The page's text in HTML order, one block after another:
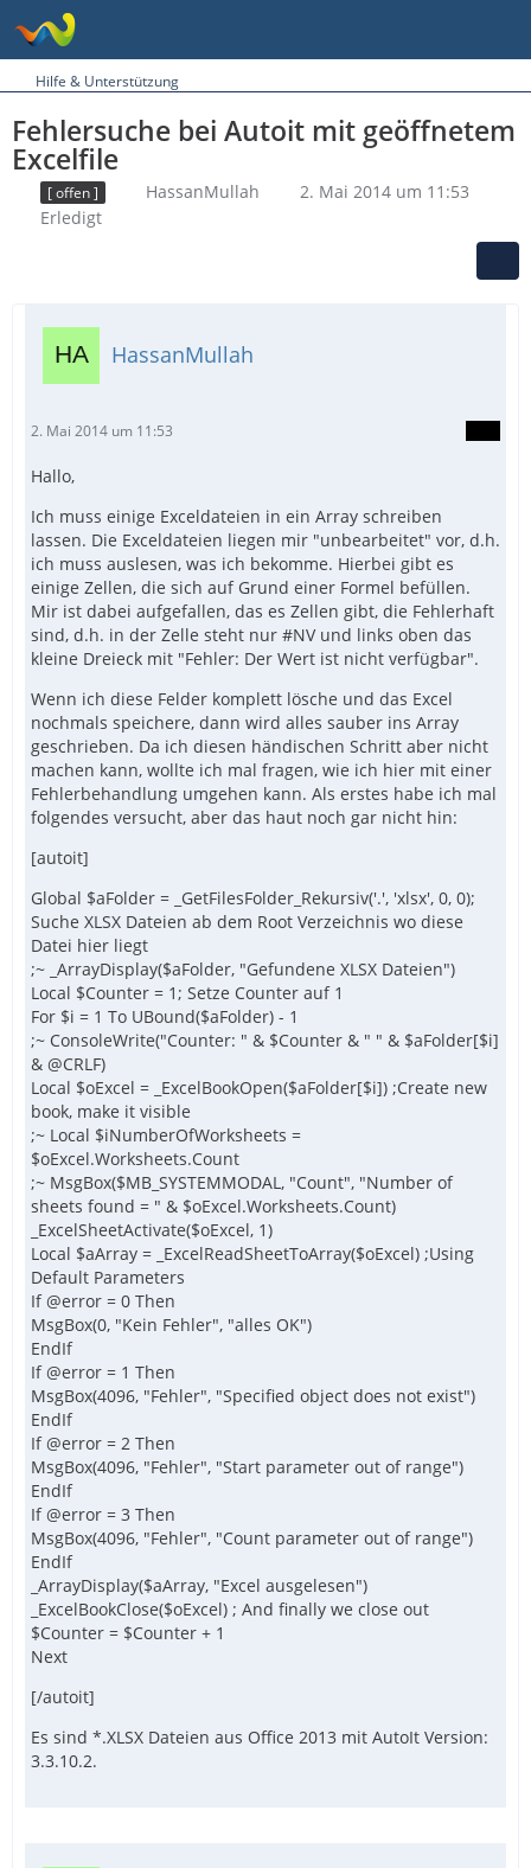
Hilfe & Unterstützung
Fehlersuche bei Autoit mit geöffnetem
Excelfile
[ offen ] HassanMullah
2. Mai 2014 um 11:53
Erledigt
HassanMullah
2. Mai 2014 um 11:53
Hallo,
Ich muss einige Exceldateien in ein Array schreiben
lassen. Die Exceldateien liegen mir "unbearbeitet" vor, d.h.
ich muss auslesen, was ich bekomme. Hierbei gibt es
einige Zellen, die sich auf Grund einer Formel befüllen.
Mir ist dabei aufgefallen, das es Zellen gibt, die Fehlerhaft
sind, d.h. in der Zelle steht nur #NV und links oben das
kleine Dreieck mit "Fehler: Der Wert ist nicht verfügbar".
Wenn ich diese Felder komplett lösche und das Excel
nochmals speichere, dann wird alles sauber ins Array
geschrieben. Da ich diesen händischen Schritt aber nicht
machen kann, wollte ich mal fragen, wie ich hier mit einer
Fehlerbehandlung umgehen kann. Als erstes habe ich mal
folgendes versucht, aber das haut noch gar nicht hin:
[autoit]
Global $aFolder = _GetFilesFolder_Rekursiv('.', 'xlsx', 0, 0);
Suche XLSX Dateien ab dem Root Verzeichnis wo diese
Datei hier liegt
;~ _ArrayDisplay($aFolder, "Gefundene XLSX Dateien")
Local $Counter = 1; Setze Counter auf 1
For $i = 1 To UBound($aFolder) - 1
;~ ConsoleWrite("Counter: " & $Counter & " " & $aFolder[$i]
& @CRLF)
Local $oExcel = _ExcelBookOpen($aFolder[$i]) ;Create new
book, make it visible
;~ Local $iNumberOfWorksheets =
$oExcel.Worksheets.Count
;~ MsgBox($MB_SYSTEMMODAL, "Count", "Number of
sheets found = " & $oExcel.Worksheets.Count)
_ExcelSheetActivate($oExcel, 1)
Local $aArray = _ExcelReadSheetToArray($oExcel) ;Using
Default Parameters
If @error = 0 Then
MsgBox(0, "Kein Fehler", "alles OK")
EndIf
If @error = 1 Then
MsgBox(4096, "Fehler", "Specified object does not exist")
EndIf
If @error = 2 Then
MsgBox(4096, "Fehler", "Start parameter out of range")
EndIf
If @error = 3 Then
MsgBox(4096, "Fehler", "Count parameter out of range")
EndIf
_ArrayDisplay($aArray, "Excel ausgelesen")
_ExcelBookClose($oExcel) ; And finally we close out
$Counter = $Counter + 1
Next
[/autoit]
Es sind *.XLSX Dateien aus Office 2013 mit AutoIt Version:
3.3.10.2.